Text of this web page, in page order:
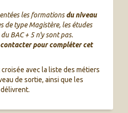
les formationsdu niveau
de type Magistère, les études
BAC + 5 n'y sont pas.
pour compléter cet
avec la liste des métiers
de sortie, ainsi que les